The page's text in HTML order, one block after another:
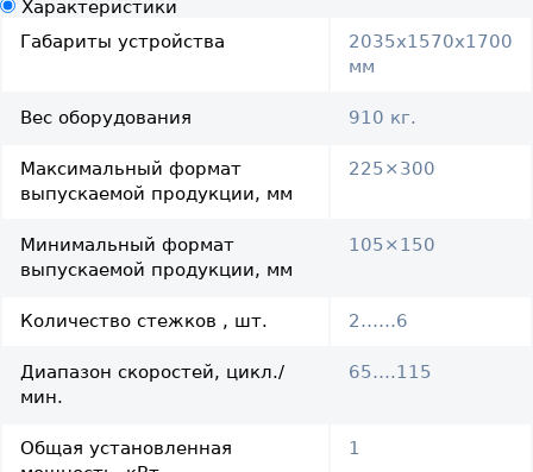
Характеристики
Габариты устройства
2035x1570х1700
мм
Вес оборудования 910 кг.
Максимальный формат
выпускаемой продукции, мм
225×300
Минимальный формат
выпускаемой продукции, мм
105×150
Количество стежков , шт. 2……6
Диапазон скоростей, цикл./
мин.
65….115
Общая установленная
1